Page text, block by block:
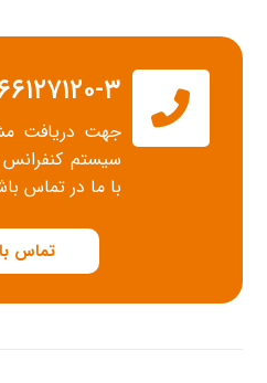
۰۲۱-
جهت دریافت
سیستم
با ما در تماس
تماس